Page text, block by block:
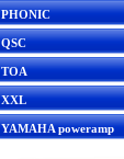
PHONIC
QSC
TOA
XXL
YAMAHA poweramp